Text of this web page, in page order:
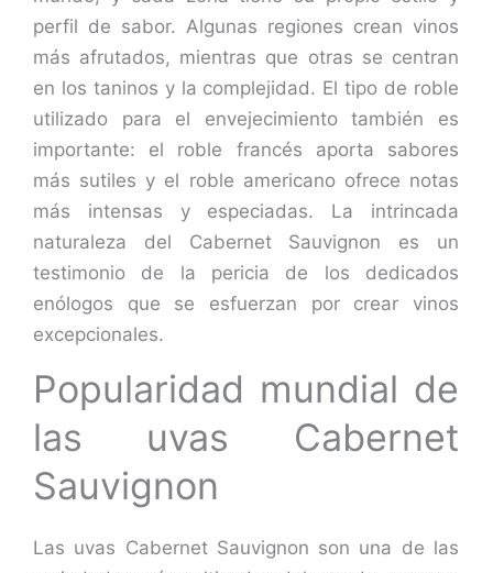
perfil de sabor. Algunas regiones crean vinos
más afrutados, mientras que otras se centran
en los taninos y la complejidad. El tipo de roble
utilizado para el envejecimiento también es
importante: el roble francés aporta sabores
más sutiles y el roble americano ofrece notas
más intensas y especiadas. La intrincada
naturaleza del Cabernet Sauvignon es un
testimonio de la pericia de los dedicados
enólogos que se esfuerzan por crear vinos
excepcionales.
Popularidad mundial de
las uvas Cabernet
Sauvignon
Las uvas Cabernet Sauvignon son una de las